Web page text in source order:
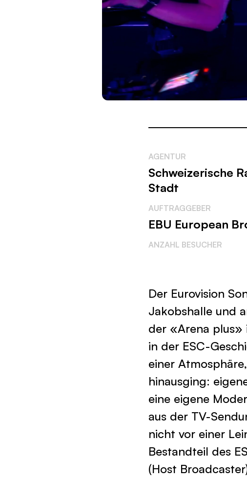
AGENTUR
Schweizerische
Stadt
AUFTRAGGEBER
EBU European
ANZAHL BESUCHER
Der Eurovision
Jakobshalle und
der «Arena plus»
in der ESC-
einer
hinausging:
eine eigene
aus der TV-
nicht vor einer
Bestandteil des
(Host